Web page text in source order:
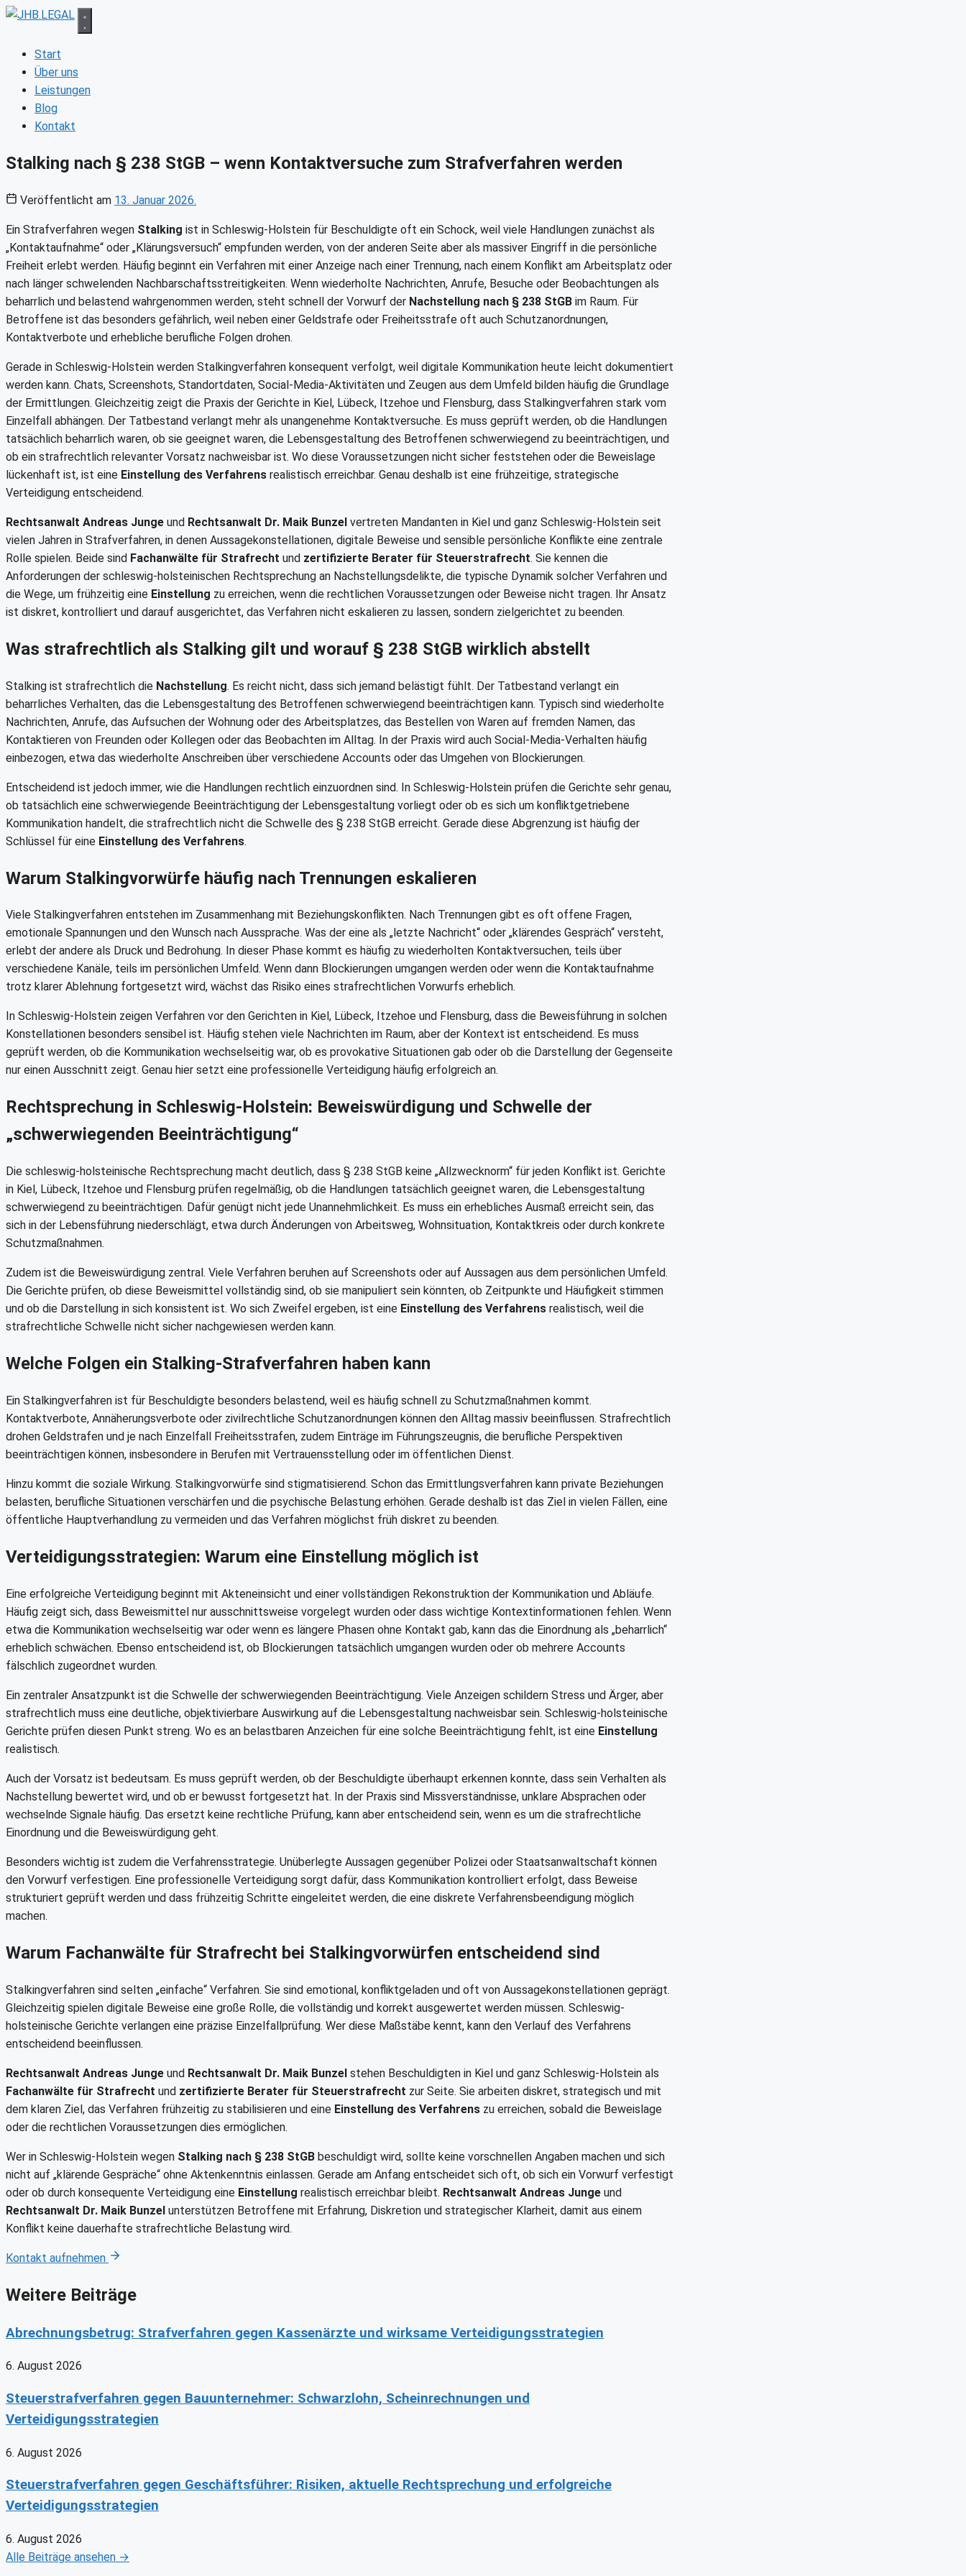
Zum
springenStart
Über uns
Leistungen
Blog
Kontakt
Stalking nach § 238 StGB – wenn Kontaktversuche zum Strafverfahren werden
Veröffentlicht am 13. Januar 2026.
Ein Strafverfahren wegen Stalking ist in Schleswig-Holstein für Beschuldigte oft ein Schock, weil viele Handlungen zunächst als
„Kontaktaufnahme“ oder „Klärungsversuch“ empfunden werden, von der anderen Seite aber als massiver Eingriff in die persönliche
Freiheit erlebt werden. Häufig beginnt ein Verfahren mit einer Anzeige nach einer Trennung, nach einem Konflikt am Arbeitsplatz oder
nach länger schwelenden Nachbarschaftsstreitigkeiten. Wenn wiederholte Nachrichten, Anrufe, Besuche oder Beobachtungen als
beharrlich und belastend wahrgenommen werden, steht schnell der Vorwurf der Nachstellung nach § 238 StGB im Raum. Für
Betroffene ist das besonders gefährlich, weil neben einer Geldstrafe oder Freiheitsstrafe oft auch Schutzanordnungen,
Kontaktverbote und erhebliche berufliche Folgen drohen.
Gerade in Schleswig-Holstein werden Stalkingverfahren konsequent verfolgt, weil digitale Kommunikation heute leicht dokumentiert
werden kann. Chats, Screenshots, Standortdaten, Social-Media-Aktivitäten und Zeugen aus dem Umfeld bilden häufig die Grundlage
der Ermittlungen. Gleichzeitig zeigt die Praxis der Gerichte in Kiel, Lübeck, Itzehoe und Flensburg, dass Stalkingverfahren stark vom
Einzelfall abhängen. Der Tatbestand verlangt mehr als unangenehme Kontaktversuche. Es muss geprüft werden, ob die Handlungen
tatsächlich beharrlich waren, ob sie geeignet waren, die Lebensgestaltung des Betroffenen schwerwiegend zu beeinträchtigen, und
ob ein strafrechtlich relevanter Vorsatz nachweisbar ist. Wo diese Voraussetzungen nicht sicher feststehen oder die Beweislage
lückenhaft ist, ist eine Einstellung des Verfahrens realistisch erreichbar. Genau deshalb ist eine frühzeitige, strategische
Verteidigung entscheidend.
Rechtsanwalt Andreas Junge und Rechtsanwalt Dr. Maik Bunzel vertreten Mandanten in Kiel und ganz Schleswig-Holstein seit
vielen Jahren in Strafverfahren, in denen Aussagekonstellationen, digitale Beweise und sensible persönliche Konflikte eine zentrale
Rolle spielen. Beide sind Fachanwälte für Strafrecht und zertifizierte Berater für Steuerstrafrecht. Sie kennen die
Anforderungen der schleswig-holsteinischen Rechtsprechung an Nachstellungsdelikte, die typische Dynamik solcher Verfahren und
die Wege, um frühzeitig eine Einstellung zu erreichen, wenn die rechtlichen Voraussetzungen oder Beweise nicht tragen. Ihr Ansatz
ist diskret, kontrolliert und darauf ausgerichtet, das Verfahren nicht eskalieren zu lassen, sondern zielgerichtet zu beenden.
Was strafrechtlich als Stalking gilt und worauf § 238 StGB wirklich abstellt
Stalking ist strafrechtlich die Nachstellung. Es reicht nicht, dass sich jemand belästigt fühlt. Der Tatbestand verlangt ein
beharrliches Verhalten, das die Lebensgestaltung des Betroffenen schwerwiegend beeinträchtigen kann. Typisch sind wiederholte
Nachrichten, Anrufe, das Aufsuchen der Wohnung oder des Arbeitsplatzes, das Bestellen von Waren auf fremden Namen, das
Kontaktieren von Freunden oder Kollegen oder das Beobachten im Alltag. In der Praxis wird auch Social-Media-Verhalten häufig
einbezogen, etwa das wiederholte Anschreiben über verschiedene Accounts oder das Umgehen von Blockierungen.
Entscheidend ist jedoch immer, wie die Handlungen rechtlich einzuordnen sind. In Schleswig-Holstein prüfen die Gerichte sehr genau,
ob tatsächlich eine schwerwiegende Beeinträchtigung der Lebensgestaltung vorliegt oder ob es sich um konfliktgetriebene
Kommunikation handelt, die strafrechtlich nicht die Schwelle des § 238 StGB erreicht. Gerade diese Abgrenzung ist häufig der
Schlüssel für eine Einstellung des Verfahrens.
Warum Stalkingvorwürfe häufig nach Trennungen eskalieren
Viele Stalkingverfahren entstehen im Zusammenhang mit Beziehungskonflikten. Nach Trennungen gibt es oft offene Fragen,
emotionale Spannungen und den Wunsch nach Aussprache. Was der eine als „letzte Nachricht“ oder „klärendes Gespräch“ versteht,
erlebt der andere als Druck und Bedrohung. In dieser Phase kommt es häufig zu wiederholten Kontaktversuchen, teils über
verschiedene Kanäle, teils im persönlichen Umfeld. Wenn dann Blockierungen umgangen werden oder wenn die Kontaktaufnahme
trotz klarer Ablehnung fortgesetzt wird, wächst das Risiko eines strafrechtlichen Vorwurfs erheblich.
In Schleswig-Holstein zeigen Verfahren vor den Gerichten in Kiel, Lübeck, Itzehoe und Flensburg, dass die Beweisführung in solchen
Konstellationen besonders sensibel ist. Häufig stehen viele Nachrichten im Raum, aber der Kontext ist entscheidend. Es muss
geprüft werden, ob die Kommunikation wechselseitig war, ob es provokative Situationen gab oder ob die Darstellung der Gegenseite
nur einen Ausschnitt zeigt. Genau hier setzt eine professionelle Verteidigung häufig erfolgreich an.
Rechtsprechung in Schleswig-Holstein: Beweiswürdigung und Schwelle der
„schwerwiegenden Beeinträchtigung“
Die schleswig-holsteinische Rechtsprechung macht deutlich, dass § 238 StGB keine „Allzwecknorm“ für jeden Konflikt ist. Gerichte
in Kiel, Lübeck, Itzehoe und Flensburg prüfen regelmäßig, ob die Handlungen tatsächlich geeignet waren, die Lebensgestaltung
schwerwiegend zu beeinträchtigen. Dafür genügt nicht jede Unannehmlichkeit. Es muss ein erhebliches Ausmaß erreicht sein, das
sich in der Lebensführung niederschlägt, etwa durch Änderungen von Arbeitsweg, Wohnsituation, Kontaktkreis oder durch konkrete
Schutzmaßnahmen.
Zudem ist die Beweiswürdigung zentral. Viele Verfahren beruhen auf Screenshots oder auf Aussagen aus dem persönlichen Umfeld.
Die Gerichte prüfen, ob diese Beweismittel vollständig sind, ob sie manipuliert sein könnten, ob Zeitpunkte und Häufigkeit stimmen
und ob die Darstellung in sich konsistent ist. Wo sich Zweifel ergeben, ist eine Einstellung des Verfahrens realistisch, weil die
strafrechtliche Schwelle nicht sicher nachgewiesen werden kann.
Welche Folgen ein Stalking-Strafverfahren haben kann
Ein Stalkingverfahren ist für Beschuldigte besonders belastend, weil es häufig schnell zu Schutzmaßnahmen kommt.
Kontaktverbote, Annäherungsverbote oder zivilrechtliche Schutzanordnungen können den Alltag massiv beeinflussen. Strafrechtlich
drohen Geldstrafen und je nach Einzelfall Freiheitsstrafen, zudem Einträge im Führungszeugnis, die berufliche Perspektiven
beeinträchtigen können, insbesondere in Berufen mit Vertrauensstellung oder im öffentlichen Dienst.
Hinzu kommt die soziale Wirkung. Stalkingvorwürfe sind stigmatisierend. Schon das Ermittlungsverfahren kann private Beziehungen
belasten, berufliche Situationen verschärfen und die psychische Belastung erhöhen. Gerade deshalb ist das Ziel in vielen Fällen, eine
öffentliche Hauptverhandlung zu vermeiden und das Verfahren möglichst früh diskret zu beenden.
Verteidigungsstrategien: Warum eine Einstellung möglich ist
Eine erfolgreiche Verteidigung beginnt mit Akteneinsicht und einer vollständigen Rekonstruktion der Kommunikation und Abläufe.
Häufig zeigt sich, dass Beweismittel nur ausschnittsweise vorgelegt wurden oder dass wichtige Kontextinformationen fehlen. Wenn
etwa die Kommunikation wechselseitig war oder wenn es längere Phasen ohne Kontakt gab, kann das die Einordnung als „beharrlich“
erheblich schwächen. Ebenso entscheidend ist, ob Blockierungen tatsächlich umgangen wurden oder ob mehrere Accounts
fälschlich zugeordnet wurden.
Ein zentraler Ansatzpunkt ist die Schwelle der schwerwiegenden Beeinträchtigung. Viele Anzeigen schildern Stress und Ärger, aber
strafrechtlich muss eine deutliche, objektivierbare Auswirkung auf die Lebensgestaltung nachweisbar sein. Schleswig-holsteinische
Gerichte prüfen diesen Punkt streng. Wo es an belastbaren Anzeichen für eine solche Beeinträchtigung fehlt, ist eine Einstellung
realistisch.
Auch der Vorsatz ist bedeutsam. Es muss geprüft werden, ob der Beschuldigte überhaupt erkennen konnte, dass sein Verhalten als
Nachstellung bewertet wird, und ob er bewusst fortgesetzt hat. In der Praxis sind Missverständnisse, unklare Absprachen oder
wechselnde Signale häufig. Das ersetzt keine rechtliche Prüfung, kann aber entscheidend sein, wenn es um die strafrechtliche
Einordnung und die Beweiswürdigung geht.
Besonders wichtig ist zudem die Verfahrensstrategie. Unüberlegte Aussagen gegenüber Polizei oder Staatsanwaltschaft können
den Vorwurf verfestigen. Eine professionelle Verteidigung sorgt dafür, dass Kommunikation kontrolliert erfolgt, dass Beweise
strukturiert geprüft werden und dass frühzeitig Schritte eingeleitet werden, die eine diskrete Verfahrensbeendigung möglich
machen.
Warum Fachanwälte für Strafrecht bei Stalkingvorwürfen entscheidend sind
Stalkingverfahren sind selten „einfache“ Verfahren. Sie sind emotional, konfliktgeladen und oft von Aussagekonstellationen geprägt.
Gleichzeitig spielen digitale Beweise eine große Rolle, die vollständig und korrekt ausgewertet werden müssen. Schleswig-
holsteinische Gerichte verlangen eine präzise Einzelfallprüfung. Wer diese Maßstäbe kennt, kann den Verlauf des Verfahrens
entscheidend beeinflussen.
Rechtsanwalt Andreas Junge und Rechtsanwalt Dr. Maik Bunzel stehen Beschuldigten in Kiel und ganz Schleswig-Holstein als
Fachanwälte für Strafrecht und zertifizierte Berater für Steuerstrafrecht zur Seite. Sie arbeiten diskret, strategisch und mit
dem klaren Ziel, das Verfahren frühzeitig zu stabilisieren und eine Einstellung des Verfahrens zu erreichen, sobald die Beweislage
oder die rechtlichen Voraussetzungen dies ermöglichen.
Wer in Schleswig-Holstein wegen Stalking nach § 238 StGB beschuldigt wird, sollte keine vorschnellen Angaben machen und sich
nicht auf „klärende Gespräche“ ohne Aktenkenntnis einlassen. Gerade am Anfang entscheidet sich oft, ob sich ein Vorwurf verfestigt
oder ob durch konsequente Verteidigung eine Einstellung realistisch erreichbar bleibt. Rechtsanwalt Andreas Junge und
Rechtsanwalt Dr. Maik Bunzel unterstützen Betroffene mit Erfahrung, Diskretion und strategischer Klarheit, damit aus einem
Konflikt keine dauerhafte strafrechtliche Belastung wird.
Kontakt aufnehmen
Weitere Beiträge
Abrechnungsbetrug: Strafverfahren gegen Kassenärzte und wirksame Verteidigungsstrategien
6. August 2026
Steuerstrafverfahren gegen Bauunternehmer: Schwarzlohn, Scheinrechnungen und
Verteidigungsstrategien
6. August 2026
Steuerstrafverfahren gegen Geschäftsführer: Risiken, aktuelle Rechtsprechung und erfolgreiche
Verteidigungsstrategien
6. August 2026
Alle Beiträge ansehen →